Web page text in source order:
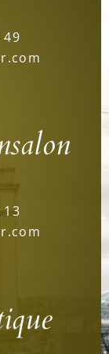
49
13